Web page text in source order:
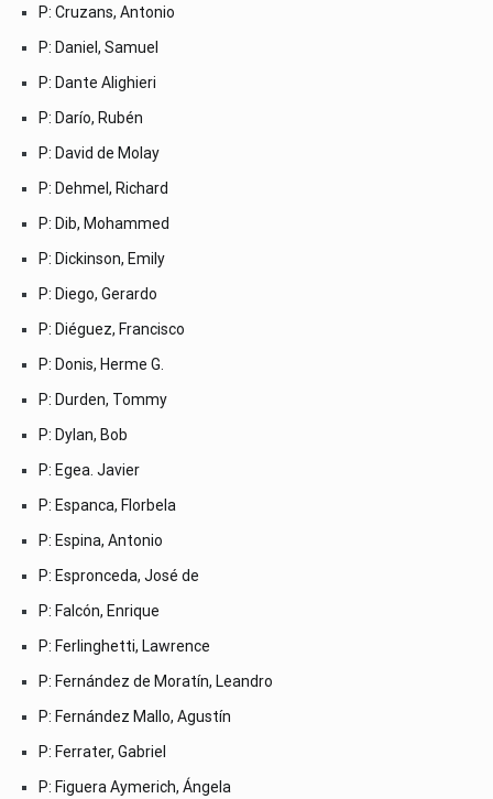
P: Cruzans, Antonio
P: Daniel, Samuel
P: Dante Alighieri
P: Darío, Rubén
P: David de Molay
P: Dehmel, Richard
P: Dib, Mohammed
P: Dickinson, Emily
P: Diego, Gerardo
P: Diéguez, Francisco
P: Donis, Herme G.
P: Durden, Tommy
P: Dylan, Bob
P: Egea. Javier
P: Espanca, Florbela
P: Espina, Antonio
P: Espronceda, José de
P: Falcón, Enrique
P: Ferlinghetti, Lawrence
P: Fernández de Moratín, Leandro
P: Fernández Mallo, Agustín
P: Ferrater, Gabriel
P: Figuera Aymerich, Ángela